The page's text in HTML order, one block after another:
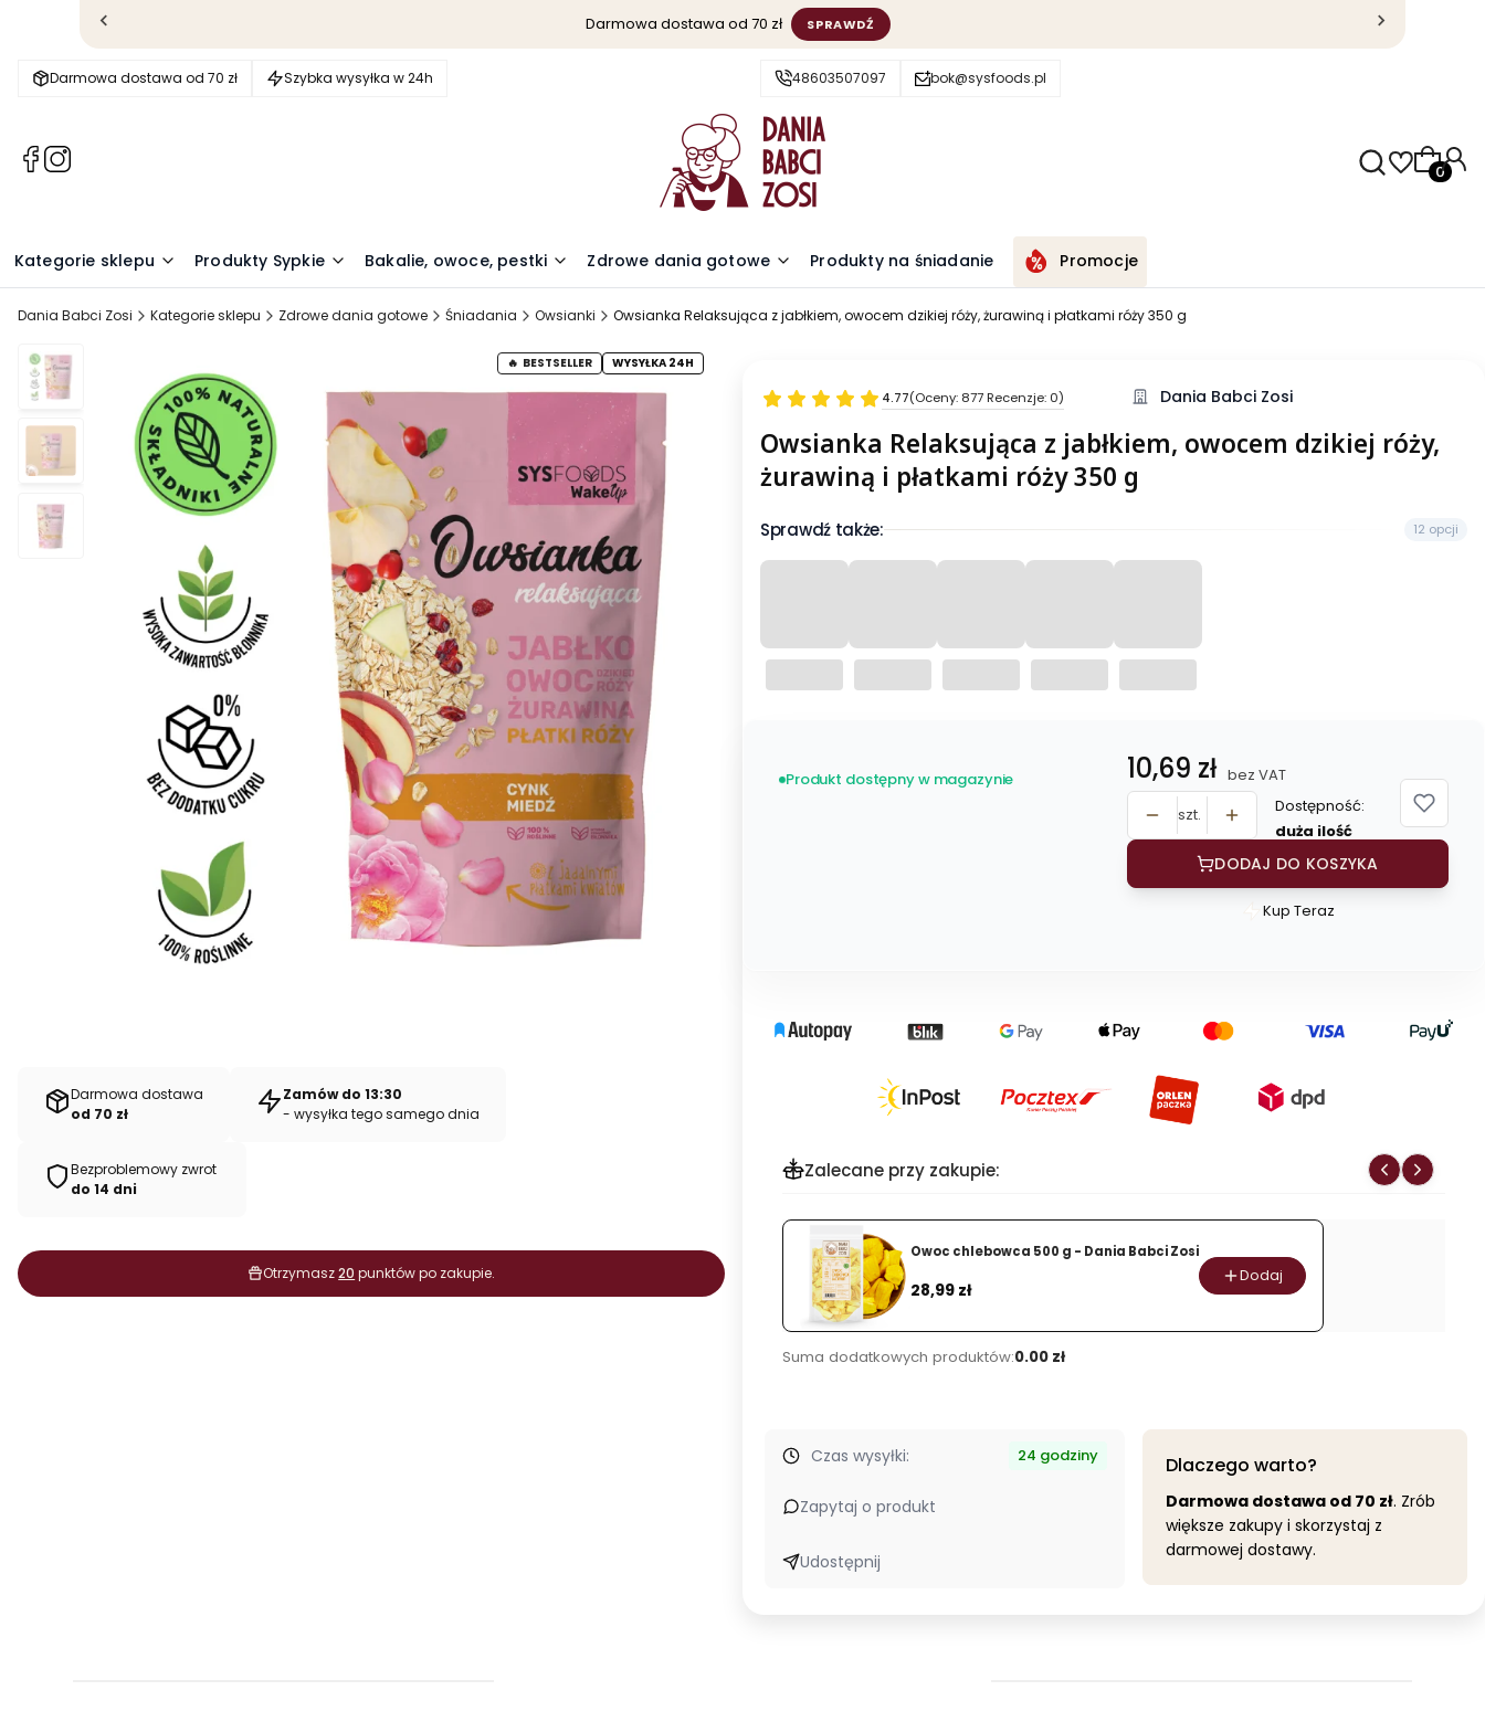
Darmowa dostawa od 70 zł SPRAWDŹ
Darmowa dostawa od 70 zł Szybka wysyłka w 24h 48603507097 bok@sysfoods.pl
(Otwiera
karcie)
(Otwiera
karcie)
Kategorie sklepu Produkty Sypkie Bakalie, owoce, pestki Zdrowe dania gotowe Produkty na śniadanie Promocje
Dania Babci Zosi Kategorie sklepu Zdrowe dania gotowe Śniadania Owsianki Owsianka Relaksująca z jabłkiem, owocem dzikiej róży, żurawiną i płatkami róży 350 g
Darmowa dostawa
od 70 zł
Zamów do 13:30
- wysyłka tego samego dnia
Bezproblemowy zwrot
do 14 dni
Otrzymasz20 punktów po zakupie.
BESTSELLER WYSYŁKA 24H
4.77(Oceny: 877 Recenzje: 0) Dania Babci Zosi
Owsianka Relaksująca z jabłkiem, owocem dzikiej róży,
żurawiną i płatkami róży 350 g
Sprawdź także: 12 opcji
Produkt dostępny w magazynie Cena
10,69 zł bez VAT
szt.
Dostępność:
duża ilość
DODAJ DO KOSZYKA
Szybki
Owsianka
jabłkiem,
płatkami
róży
Kup Teraz
Zalecane przy zakupie:
Owoc chlebowca 500 g - Dania Babci Zosi
Cena
28,99 zł
Dodaj
Suma dodatkowych produktów:0.00 zł
Czas wysyłki: 24 godziny
Zapytaj o produkt
Udostępnij
Dlaczego warto?
Darmowa dostawa od 70 zł. Zrób
większe zakupy i skorzystaj z
darmowej dostawy.